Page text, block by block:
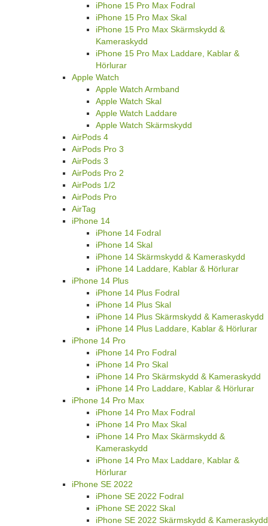
iPhone 15 Pro Max Fodral
iPhone 15 Pro Max Skal
iPhone 15 Pro Max Skärmskydd &
Kameraskydd
iPhone 15 Pro Max Laddare, Kablar &
Hörlurar
Apple Watch
Apple Watch Armband
Apple Watch Skal
Apple Watch Laddare
Apple Watch Skärmskydd
AirPods 4
AirPods Pro 3
AirPods 3
AirPods Pro 2
AirPods 1/2
AirPods Pro
AirTag
iPhone 14
iPhone 14 Fodral
iPhone 14 Skal
iPhone 14 Skärmskydd & Kameraskydd
iPhone 14 Laddare, Kablar & Hörlurar
iPhone 14 Plus
iPhone 14 Plus Fodral
iPhone 14 Plus Skal
iPhone 14 Plus Skärmskydd & Kameraskydd
iPhone 14 Plus Laddare, Kablar & Hörlurar
iPhone 14 Pro
iPhone 14 Pro Fodral
iPhone 14 Pro Skal
iPhone 14 Pro Skärmskydd & Kameraskydd
iPhone 14 Pro Laddare, Kablar & Hörlurar
iPhone 14 Pro Max
iPhone 14 Pro Max Fodral
iPhone 14 Pro Max Skal
iPhone 14 Pro Max Skärmskydd &
Kameraskydd
iPhone 14 Pro Max Laddare, Kablar &
Hörlurar
iPhone SE 2022
iPhone SE 2022 Fodral
iPhone SE 2022 Skal
iPhone SE 2022 Skärmskydd & Kameraskydd